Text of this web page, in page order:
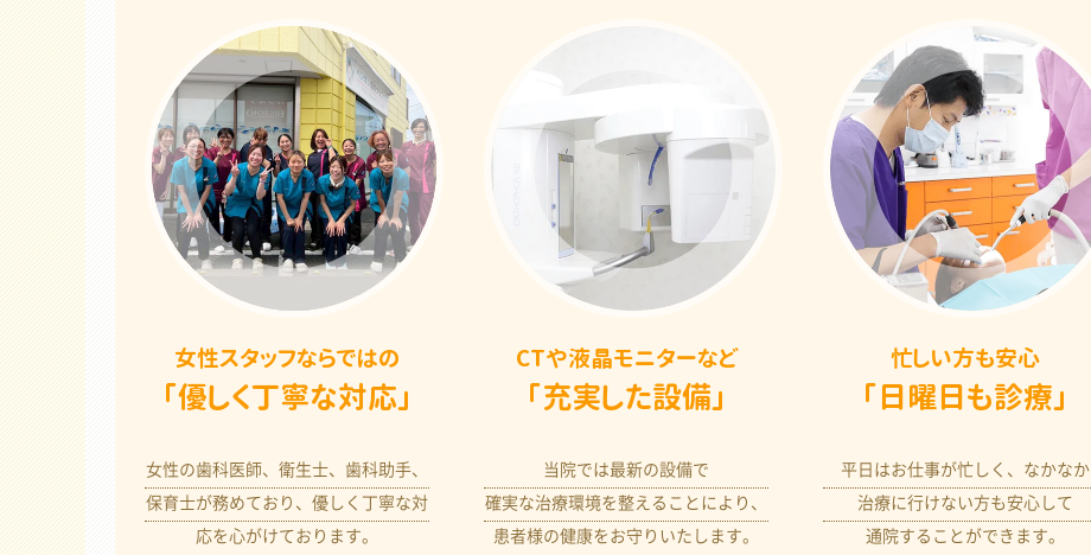
女性スタッフならではの
「優しく丁寧な対応」
女性の歯科医師、衛生士、歯科助手、
保育士が務めており、優しく丁寧な対
応を心がけております。
CTや液晶モニターなど
「充実した設備」
当院では最新の設備で
確実な治療環境を整えることにより、
患者様の健康をお守りいたします。
忙しい方も安心
「日曜日も診療」
平日はお仕事が忙しく、なかなか
治療に行けない方も安心して
通院することができます。